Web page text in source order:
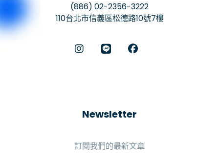
(886) 02-2356-3222
110台北市信義區松德路10號7樓
Newsletter
訂閱我們的最新文章